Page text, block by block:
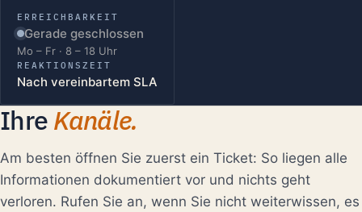
ERREICHBARKEIT
Gerade geschlossen
Mo – Fr · 8 – 18 Uhr
REAKTIONSZEIT
Nach vereinbartem SLA
IhreKanäle.
Am besten öffnen Sie zuerst ein Ticket: So liegen alle
Informationen dokumentiert vor und nichts geht
verloren. Rufen Sie an, wenn Sie nicht weiterwissen, es